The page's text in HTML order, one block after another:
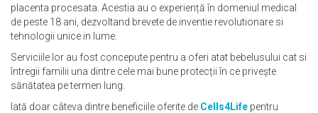
placenta procesata. Acestia au o experiență în domeniul medical
de peste 18 ani, dezvoltand brevete de inventie revolutionare si
tehnologii unice in lume.
Serviciile lor au fost concepute pentru a oferi atat bebelusului cat si
întregii familii una dintre cele mai bune protecții în ce privește
sănătatea pe termen lung.
Iată doar câteva dintre beneficiile oferite de Cells4Life pentru